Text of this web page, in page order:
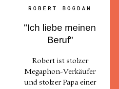
ROBERT BOGDAN
"Ich liebe meinen
Beruf"
Robert ist stolzer
Megaphon-Verkäufer
und stolzer Papa einer